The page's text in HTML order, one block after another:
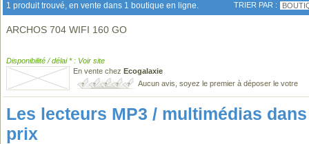
1 produit trouvé, en vente dans 1 boutique en ligne. TRIER PAR :
ARCHOS 704 WIFI 160 GO
Disponibilité / délai * : Voir site
En vente chez Ecogalaxie
Aucun avis, soyez le premier à déposer le votre
Les lecteurs MP3 / multimédias
prix